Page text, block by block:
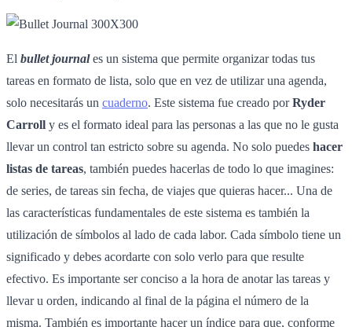
El bullet journales un sistema que permite organizar todas tus
tareas en formato de lista, solo que en vez de utilizar una agenda,
solo necesitarás un cuaderno. Este sistema fue creado porRyder
Carroll y es el formato ideal para las personas a las que no le gusta
llevar un control tan estricto sobre su agenda. No solo puedes hacer
listas de tareas, también puedes hacerlas de todo lo que imagines:
de series, de tareas sin fecha, de viajes que quieras hacer... Una de
las características fundamentales de este sistema es también la
utilización de símbolos al lado de cada labor. Cada símbolo tiene un
significado y debes acordarte con solo verlo para que resulte
efectivo. Es importante ser conciso a la hora de anotar las tareas y
llevar u orden, indicando al final de la página el número de la
misma. También es importante hacer un índice para que, conforme